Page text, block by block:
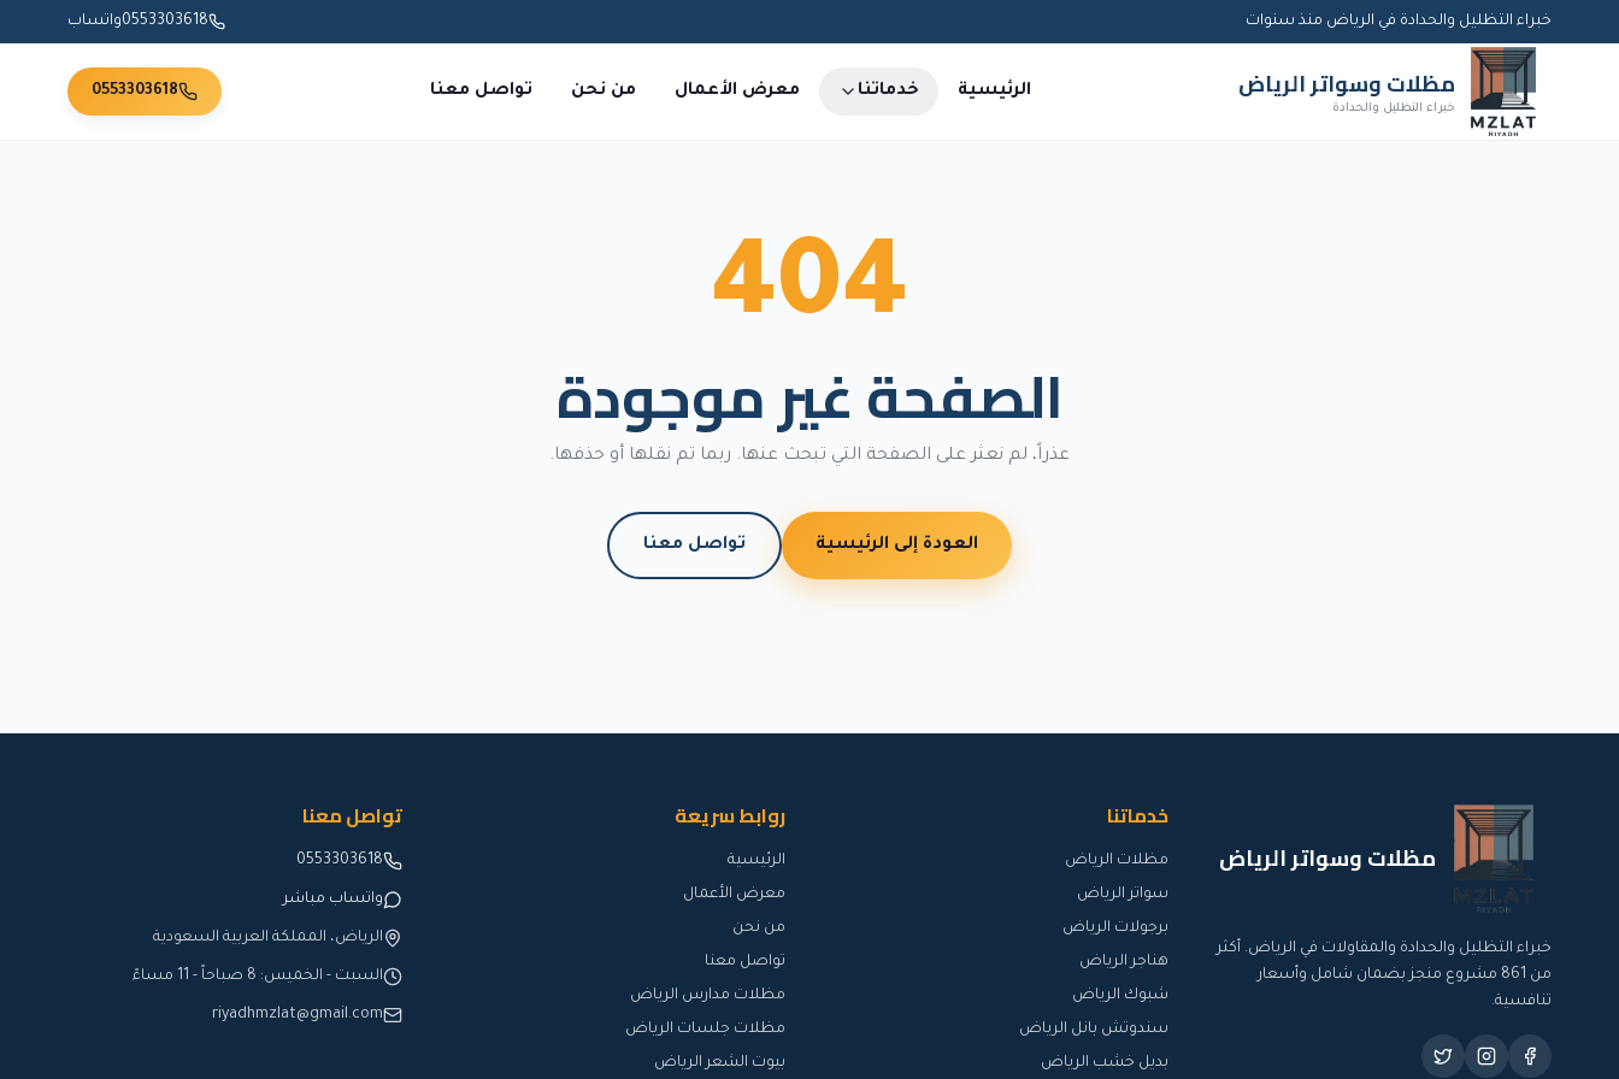
خبراء التظليل والحدادة في الرياض منذ سنوات 0553303618واتساب
مظلات وسواتر الرياض
خبراء التظليل والحدادة
الرئيسية خدماتنا معرض الأعمال من نحن تواصل معنا 0553303618
404
الصفحة غير موجودة
عذراً، لم نعثر على الصفحة التي تبحث عنها. ربما تم نقلها أو حذفها.
العودة إلى الرئيسية تواصل معنا
مظلات وسواتر الرياض
خبراء التظليل والحدادة والمقاولات في الرياض. أكثر
من 861 مشروع منجز بضمان شامل وأسعار
تنافسية.
خدماتنا
مظلات الرياض
سواتر الرياض
برجولات الرياض
هناجر الرياض
شبوك الرياض
سندوتش بانل الرياض
بديل خشب الرياض
روابط سريعة
الرئيسية
معرض الأعمال
من نحن
تواصل معنا
مظلات مدارس الرياض
مظلات جلسات الرياض
بيوت الشعر الرياض
تواصل معنا
0553303618
واتساب مباشر
الرياض، المملكة العربية السعودية
السبت - الخميس: 8 صباحاً - 11 مساءً
riyadhmzlat@gmail.com